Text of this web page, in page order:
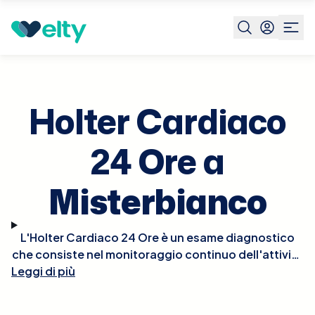
Prenota visita Misterbianco
Holter Cardiaco
24 Ore a
Misterbianco
L'Holter Cardiaco 24 Ore è un esame diagnostico
che consiste nel monitoraggio continuo dell'attività
elettrica del cuore per 24 ore mediante un piccolo
Leggi di più